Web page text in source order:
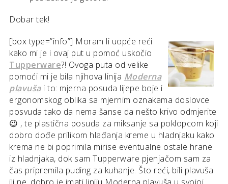
Dobar tek!
[box type=”info”] Moram li uopće reći
kako mi je i ovaj put u pomoć uskočio
Tupperware?! Ovoga puta od velike
pomoći mi je bila njihova linija Moderna
plavušai to: mjerna posuda lijepe boje i
ergonomskog oblika sa mjernim oznakama doslovce
posvuda tako da nema šanse da nešto krivo odmjerite
😉 , te plastična posuda za miksanje sa poklopcom koji
dobro dođe prilikom hlađanja kreme u hladnjaku kako
krema ne bi poprimila mirise eventualne ostale hrane
iz hladnjaka, dok sam Tupperware pjenjačom sam za
čas pripremila puding za kuhanje. Što reći, bili plavuša